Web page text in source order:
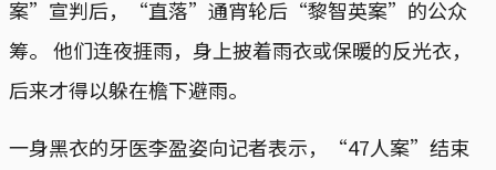
案”宣判后，“直落”通宵轮后“黎智英案”的公众
筹。 他们连夜捱雨，身上披着雨衣或保暖的反光衣，
后来才得以躲在檐下避雨。
一身黑衣的牙医李盈姿向记者表示，“47人案”结束